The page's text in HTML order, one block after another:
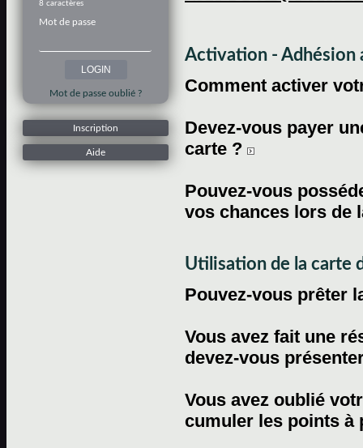
8 caractères
Mot de passe
Mot de passe oublié ?
Inscription
Aide
Activation - Adhésion
Comment activer
Devez-vous payer
carte ?
Pouvez-vous
vos chances lors de
Utilisation de la carte
Pouvez-vous prêter
Vous avez fait une
devez-vous
Vous avez oublié
cumuler les points